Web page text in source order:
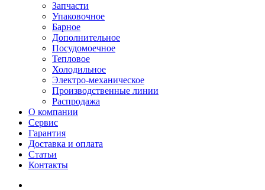
Запчасти
Упаковочное
Барное
Дополнительное
Посудомоечное
Тепловое
Холодильное
Электро-механическое
Производственные линии
Распродажа
О компании
Сервис
Гарантия
Доставка и оплата
Статьи
Контакты